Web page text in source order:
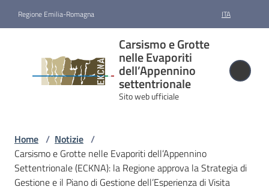
Regione Emilia-Romagna ITA
Carsismo e Grotte
nelle Evaporiti
dell’Appennino
settentrionale
Sito web ufficiale
Carsismo e
Grotte nelle
Evaporiti
dell’Appennino
settentrionale
Candidatura
e
Home / Notizie /
Carsismo e Grotte nelle Evaporiti dell’Appennino
Settentrionale (ECKNA): la Regione approva la Strategia di
Gestione e il Piano di Gestione dell’Esperienza di Visita